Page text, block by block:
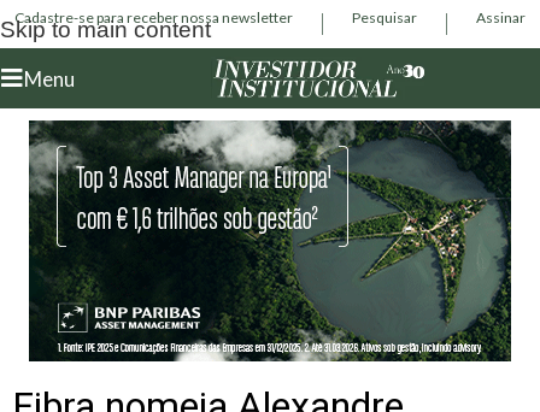
Skip to main content
Cadastre-se para receber nossa newsletter Pesquisar Assinar
Menu